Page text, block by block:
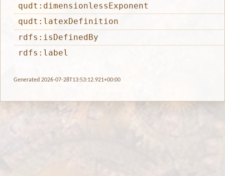
qudt:dimensionlessExponent
qudt:latexDefinition
rdfs:isDefinedBy
rdfs:label
Generated 2026-07-28T13:53:12.921+00:00